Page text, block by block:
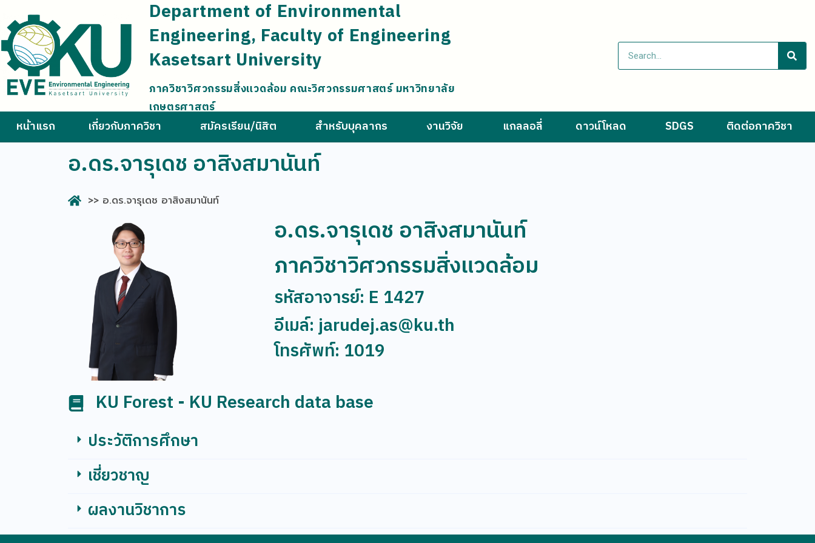
Department of Environmental
Engineering, Faculty of Engineering
Kasetsart University
ภาควิชาวิศวกรรมสิ่งแวดล้อม คณะวิศวกรรมศาสตร์ มหาวิทยาลัย
เกษตรศาสตร์
หน้าแรก เกี่ยวกับภาควิชา สมัครเรียน/นิสิต สำหรับบุคลากร งานวิจัย แกลลอลี่ ดาวน์โหลด SDGS ติดต่อภาควิชา
อ.ดร.จารุเดช อาสิงสมานันท์
>> อ.ดร.จารุเดช อาสิงสมานันท์
อ.ดร.จารุเดช อาสิงสมานันท์
ภาควิชาวิศวกรรมสิ่งแวดล้อม
รหัสอาจารย์: E 1427
อีเมล์: jarudej.as@ku.th
โทรศัพท์: 1019
KU Forest - KU Research data base
ประวัติการศึกษา
เชี่ยวชาญ
ผลงานวิชาการ